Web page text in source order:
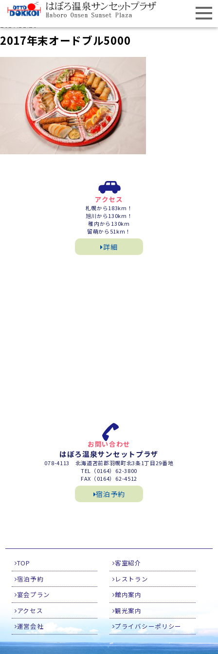
2017年末オードブル5000
アクセス
札幌から183km！
旭川から130km！
稚内から130km
留萌から51km！
詳細
お問い合わせ
はぼろ温泉サンセットプラザ
078-4113 北海道苫前郡羽幌町北3条1丁目29番地
TEL（0164）62-3800
FAX（0164）62-4512
宿泊予約
TOP
客室紹介
宿泊予約
レストラン
宴会プラン
館内案内
アクセス
観光案内
運営会社
プライバシーポリシー